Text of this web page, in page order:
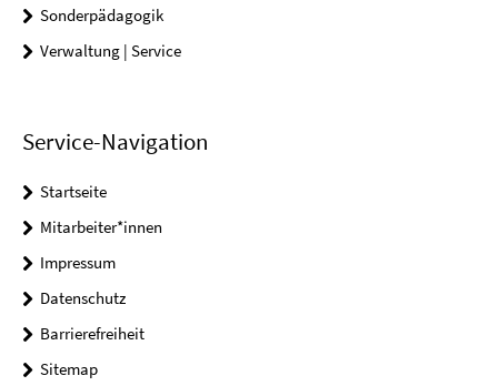
Sonderpädagogik
Verwaltung | Service
Service-Navigation
Startseite
Mitarbeiter*innen
Impressum
Datenschutz
Barrierefreiheit
Sitemap